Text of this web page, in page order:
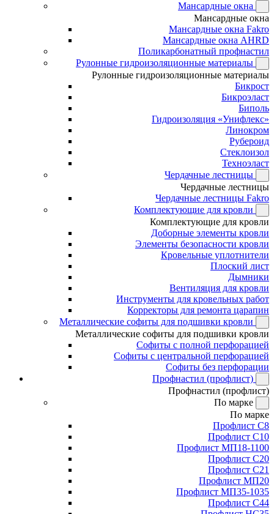
Мансардные окна
Мансардные окна
Мансардные окна Fakro
Мансардные окна AHRD
Поликарбонатный профнастил
Рулонные гидроизоляционные материалы
Рулонные гидроизоляционные материалы
Бикрост
Бикроэласт
Биполь
Гидроизоляция «Унифлекс»
Линокром
Рубероид
Стеклоизол
Техноэласт
Чердачные лестницы
Чердачные лестницы
Чердачные лестницы Fakro
Комплектующие для кровли
Комплектующие для кровли
Доборные элементы кровли
Элементы безопасности кровли
Кровельные уплотнители
Плоский лист
Дымники
Вентиляция для кровли
Инструменты для кровельных работ
Корректоры для ремонта царапин
Металлические софиты для подшивки кровли
Металлические софиты для подшивки кровли
Софиты с полной перфорацией
Софиты с центральной перфорацией
Софиты без перфорации
Профнастил (профлист)
Профнастил (профлист)
По марке
По марке
Профлист С8
Профлист С10
Профлист МП18-1100
Профлист С20
Профлист С21
Профлист МП20
Профлист МП35-1035
Профлист С44